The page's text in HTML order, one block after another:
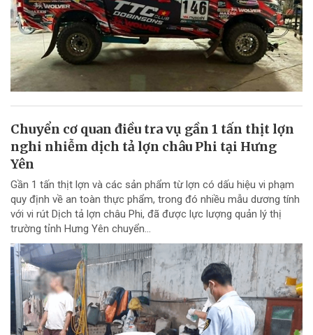
Chuyển cơ quan điều tra vụ gần 1 tấn thịt lợn
nghi nhiễm dịch tả lợn châu Phi tại Hưng
Yên
Gần 1 tấn thịt lợn và các sản phẩm từ lợn có dấu hiệu vi phạm
quy định về an toàn thực phẩm, trong đó nhiều mẫu dương tính
với vi rút Dịch tả lợn châu Phi, đã được lực lượng quản lý thị
trường tỉnh Hưng Yên chuyển...